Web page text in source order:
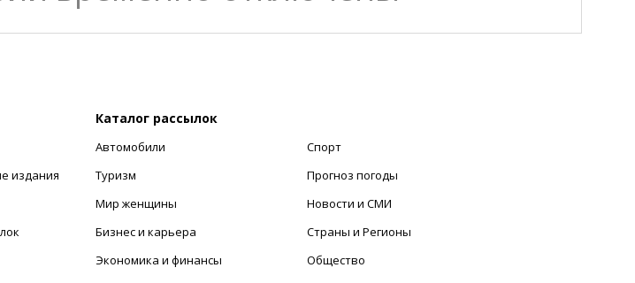
издания
Каталог рассылок
Автомобили
Туризм
Мир женщины
Бизнес и карьера
Экономика и финансы
Спорт
Прогноз погоды
Новости и СМИ
Страны и Регионы
Общество